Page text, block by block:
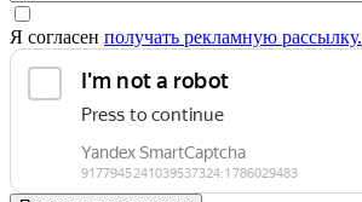
Я согласен получать рекламную рассылку.